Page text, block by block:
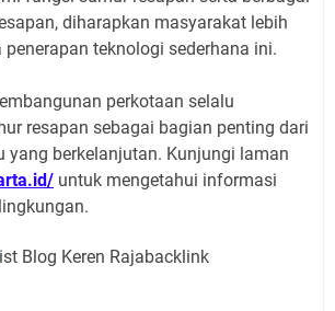
diharapkan masyarakat lebih
teknologi sederhana ini.
perkotaan selalu
resapan sebagai bagian penting dari
yang berkelanjutan. Kunjungi laman
untuk mengetahui informasi